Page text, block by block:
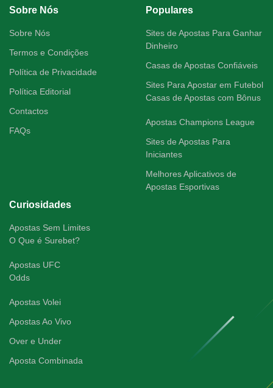
Sobre Nós
Sobre Nós
Termos e Condições
Política de Privacidade
Política Editorial
Contactos
FAQs
Populares
Sites de Apostas Para Ganhar
Dinheiro
Casas de Apostas Confiáveis
Sites Para Apostar em Futebol
Casas de Apostas com Bônus
Apostas Champions League
Sites de Apostas Para
Iniciantes
Melhores Aplicativos de
Apostas Esportivas
Curiosidades
Apostas Sem Limites
O Que é Surebet?
Apostas UFC
Odds
Apostas Volei
Apostas Ao Vivo
Over e Under
Aposta Combinada